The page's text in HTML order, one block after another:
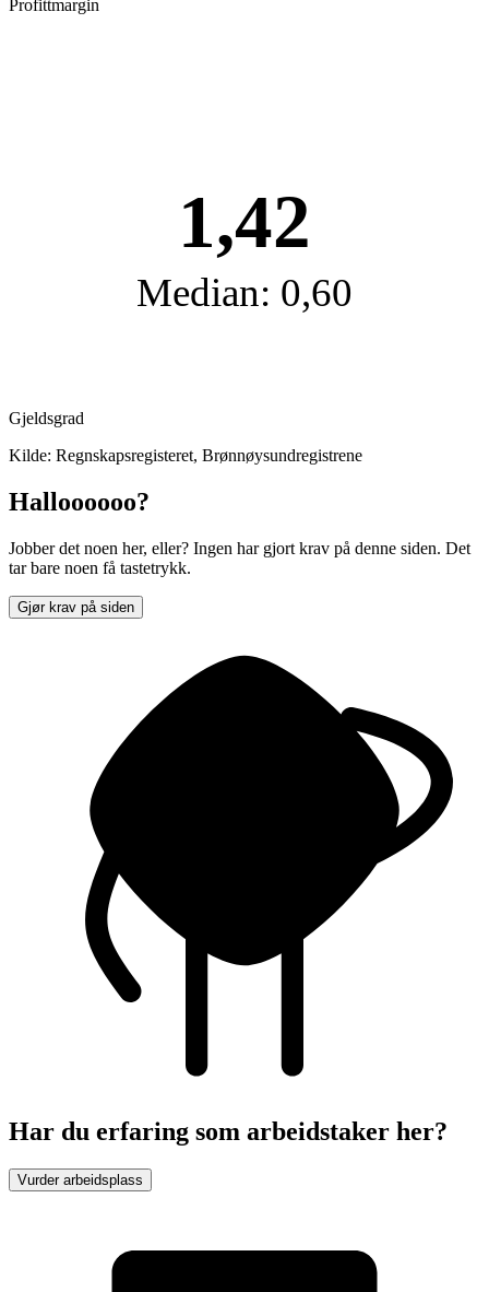
Profittmargin
1,42
Median: 0,60
Gjeldsgrad
Kilde: Regnskapsregisteret, Brønnøysundregistrene
Halloooooo?
Jobber det noen her, eller? Ingen har gjort krav på denne siden. Det
tar bare noen få tastetrykk.
Gjør krav på siden
Har du erfaring som arbeidstaker her?
Vurder arbeidsplass